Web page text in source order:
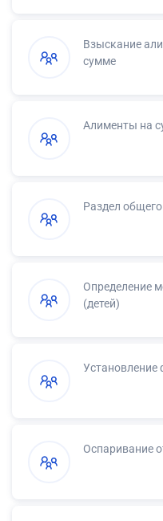
Взыскание
сумме
Алименты на
Раздел
Определение
(детей)
Установление
Оспаривание